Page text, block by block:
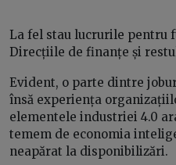
La fel stau lucrurile pentru
Direcțiile de finanțe și
Evident, o parte dintre
însă experiența
elementele industriei 4.0
temem de economia
neapărat la disponibilizări.